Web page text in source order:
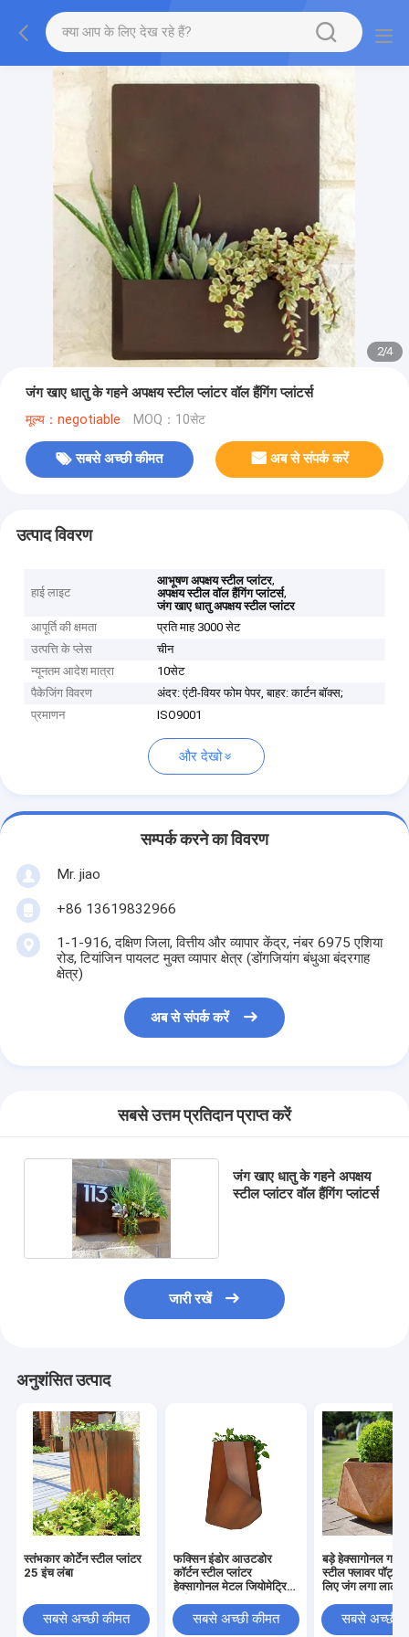
2/4
जंग खाए धातु के गहने अपक्षय स्टील प्लांटर वॉल हैंगिंग प्लांटर्स
मूल्य：negotiable MOQ：10सेट
सबसे अच्छी कीमत अब से संपर्क करें
उत्पाद विवरण
हाई लाइट
आभूषण अपक्षय स्टील प्लांटर,
अपक्षय स्टील वॉल हैंगिंग प्लांटर्स,
जंग खाए धातु अपक्षय स्टील प्लांटर
आपूर्ति की क्षमता
प्रति माह 3000 सेट
उत्पत्ति के प्लेस
चीन
न्यूनतम आदेश मात्रा
10सेट
पैकेजिंग विवरण
अंदर: एंटी-वियर फोम पेपर, बाहर: कार्टन बॉक्स;
प्रमाणन
ISO9001
और देखो
सम्पर्क करने का विवरण
Mr. jiao
+86 13619832966
1-1-916, दक्षिण जिला, वित्तीय और व्यापार केंद्र, नंबर 6975 एशिया
रोड, टियांजिन पायलट मुक्त व्यापार क्षेत्र (डोंगजियांग बंधुआ बंदरगाह
क्षेत्र)
अब से संपर्क करें
सबसे उत्तम प्रतिदान प्राप्त करें
जंग खाए धातु के गहने अपक्षय
स्टील प्लांटर वॉल हैंगिंग प्लांटर्स
जारी रखें
अनुशंसित उत्पाद
स्तंभकार कोर्टेन स्टील प्लांटर
25 इंच लंबा
सबसे अच्छी कीमत
फक्सिन इंडोर आउटडोर
कॉर्टन स्टील प्लांटर
हेक्सागोनल मेटल जियोमेट्रिक
सबसे अच्छी कीमत
बड़े हेक्सागोनल
स्टील फ्लावर पॉट्स
लिए जंग लगा लाल
सबसे अच्छी